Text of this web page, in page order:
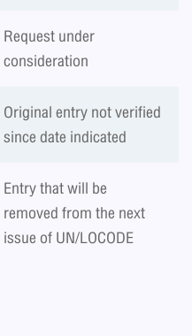
Request under
consideration
Original entry not verified
since date indicated
Entry that will be
removed from the next
issue of UN/LOCODE